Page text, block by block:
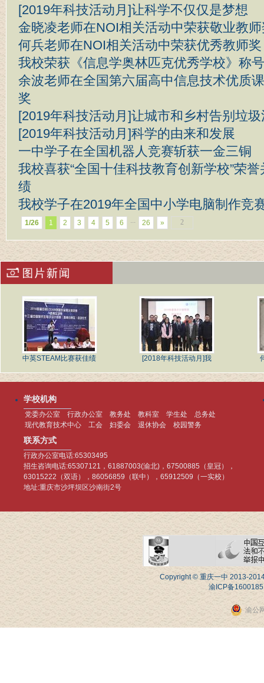
[2019年科技活动月]让科学不仅仅是梦想
金晓凌老师在NOI相关活动中荣获敬业教
何兵老师在NOI相关活动中荣获优秀教师奖
我校荣获《信息学奥林匹克优秀学校》称号
余波老师在全国第六届高中信息技术优质
奖
[2019年科技活动月]让城市和乡村告别垃
[2019年科技活动月]科学的由来和发展
一中学子在全国机器人竞赛斩获一金三铜 ​
我校喜获“全国十佳科技教育创新学校”荣
绩
我校学子在2019年全国中小学电脑制作竞
1/26 1 2 3 4 5 6 ... 26 »
中英STEAM比赛获佳绩 [2018年科技活动月]我
学校机构
党委办公室 行政办公室 教务处 教科室 学生处
总务处
现代教育技术中心
工会 妇委会 退休协会 校园警务
联系方式
行政办公室电话:65303495
招生咨询电话:65307121，61887003(渝北)，67500885（皇冠），
63015222（双语），86056859（联中），65912509（一实校）
地址:重庆市沙坪坝区沙南街2号
Copyright © 重庆一中 2013-
渝ICP备
渝公